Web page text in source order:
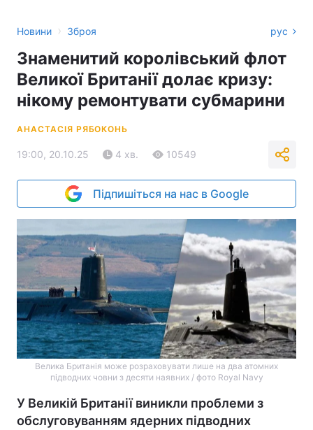
Новини › Зброя рус
Знаменитий королівський флот
Великої Британії долає кризу:
нікому ремонтувати субмарини
АНАСТАСІЯ РЯБОКОНЬ
19:00, 20.10.25 4 хв. 10549
Підпишіться на нас в Google
Велика Британія може розраховувати лише на два атомних
підводних човни з десяти наявних / фото Royal Navy
У Великій Британії виникли проблеми з
обслуговуванням ядерних підводних